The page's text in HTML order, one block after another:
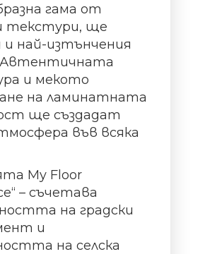
гама от
текстури, ще
и най-изтънчения
Автентичната
и мекото
на ламинатната
ще създадат
във всяка
My Floor
– съчетава
на градски
и
на селска